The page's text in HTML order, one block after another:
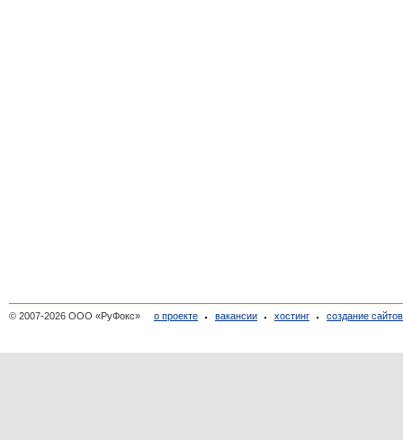
© 2007-2026 ООО «РуФокс» о проекте вакансии хостинг создание сайтов